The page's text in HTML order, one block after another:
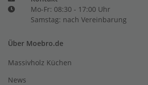
Mo-Fr: 08:30 - 17:00 Uhr
Samstag: nach Vereinbarung
Über Moebro.de
Massivholz Küchen
News